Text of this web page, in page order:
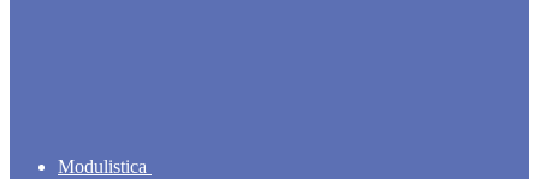
Modulistica